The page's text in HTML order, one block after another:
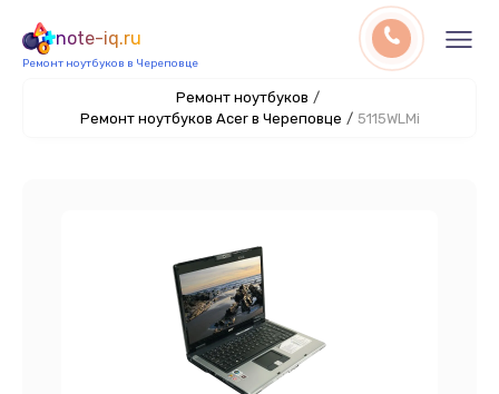
note-iq.ru
Ремонт ноутбуков в Череповце
Ремонт ноутбуков /
Ремонт ноутбуков Acer в Череповце / 5115WLMi